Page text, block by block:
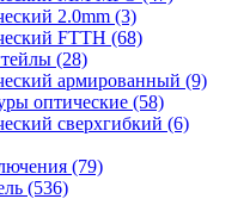
2.0mm (3)
FTTH (68)
(28)
армированный (9)
оптические (58)
сверхгибкий (6)
(79)
(536)